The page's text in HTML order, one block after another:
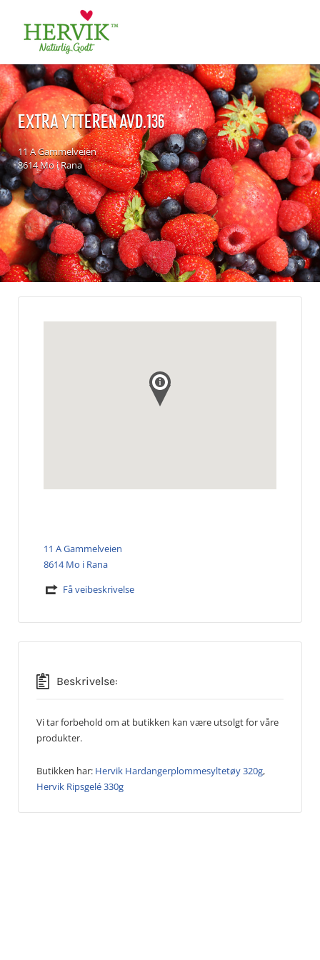
for:
EXTRA YTTEREN AVD.136
11 A Gammelveien
8614 Mo i Rana
11 A Gammelveien
8614 Mo i Rana
Få veibeskrivelse
Beskrivelse:
Vi tar forbehold om at butikken kan være utsolgt for våre
produkter.
Butikken har: Hervik Hardangerplommesyltetøy 320g,
Hervik Ripsgelé 330g